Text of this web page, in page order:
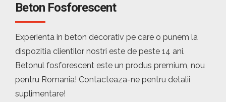
Beton Fosforescent
Experienta in beton decorativ pe care o punem la
dispozitia clientilor nostri este de peste 14 ani.
Betonul fosforescent este un produs premium, nou
pentru Romania! Contacteaza-ne pentru detalii
suplimentare!